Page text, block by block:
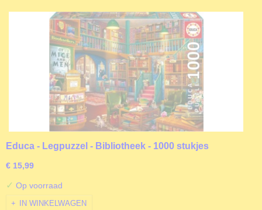
Educa - Legpuzzel - Bibliotheek - 1000 stukjes
€ 15,99
✓ Op voorraad
IN WINKELWAGEN